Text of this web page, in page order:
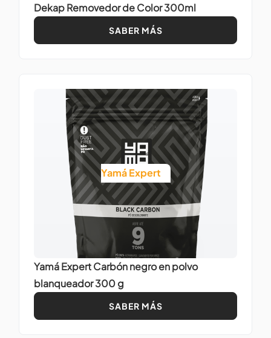
Dekap Removedor de Color 300ml
SABER MÁS
Yamá Expert
Yamá Expert Carbón negro en polvo
blanqueador 300 g
SABER MÁS